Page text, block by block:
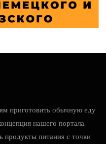
приготовить обычную еду
нашего портала.
продукты питания с точки